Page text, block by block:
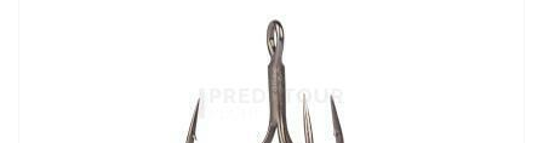
VOIR LE PRODUIT